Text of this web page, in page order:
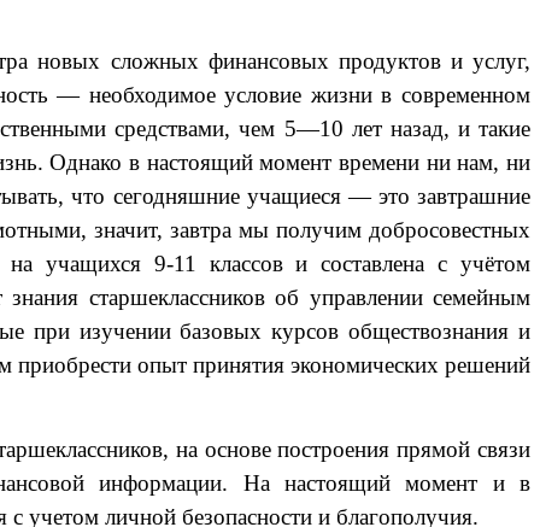
новых сложных финансовых продуктов и услуг,
— необходимое условие жизни в современном
средствами, чем 5—10 лет назад, и такие
Однако в настоящий момент времени ни нам, ни
что сегодняшние учащиеся — это завтрашние
значит, завтра мы получим добросовестных
на учащихся 9-11 классов и составлена с учётом
старшеклассников об управлении семейным
при изучении базовых курсов обществознания и
приобрести опыт принятия экономических решений
на основе построения прямой связи
информации. На настоящий момент и в
учетом личной безопасности и благополучия.